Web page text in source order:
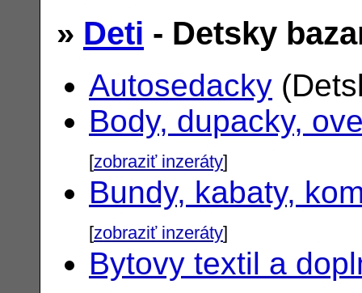
» Deti - Detsky
Autosedacky
Body, dupacky,
[zobraziť inzeráty]
Bundy, kabaty,
[zobraziť inzeráty]
Bytovy textil a